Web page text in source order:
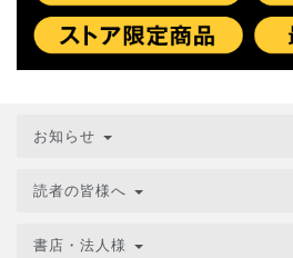
お知らせ
読者の皆様へ
書店・法人様